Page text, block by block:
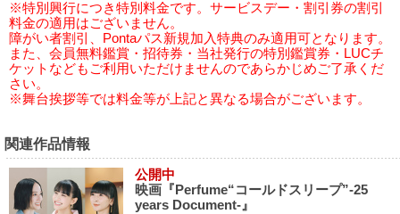
※特別興行につき特別料金です。サービスデー・割引券の割引
料金の適用はございません。
障がい者割引、Pontaパス新規加入特典のみ適用可となります。
また、会員無料鑑賞・招待券・当社発行の特別鑑賞券・LUCチ
ケットなどもご利用いただけませんのであらかじめご了承くだ
さい。
※舞台挨拶等では料金等が上記と異なる場合がございます。
関連作品情報
公開中
映画『Perfume“コールドスリープ”-25
years Document-』